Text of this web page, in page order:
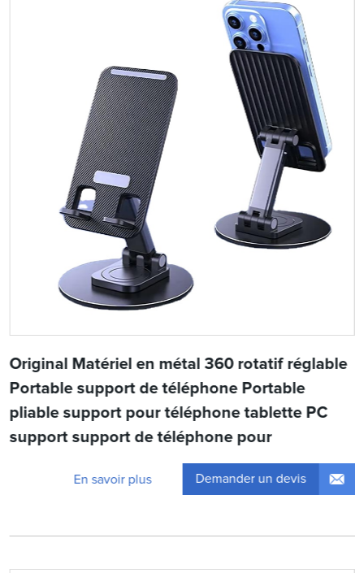
Original Matériel en métal 360 rotatif réglable
Portable support de téléphone Portable
pliable support pour téléphone tablette PC
support support de téléphone pour
En savoir plus Demander un devis